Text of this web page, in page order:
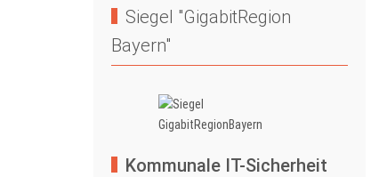
Siegel "GigabitRegion
Bayern"
Kommunale IT-Sicherheit